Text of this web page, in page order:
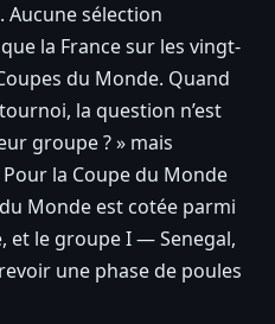
Aucune sélection
la France sur les vingt-
du Monde. Quand
la question n’est
groupe ? » mais
Pour la Coupe du Monde
Monde est cotée parmi
et le groupe I — Senegal,
une phase de poules